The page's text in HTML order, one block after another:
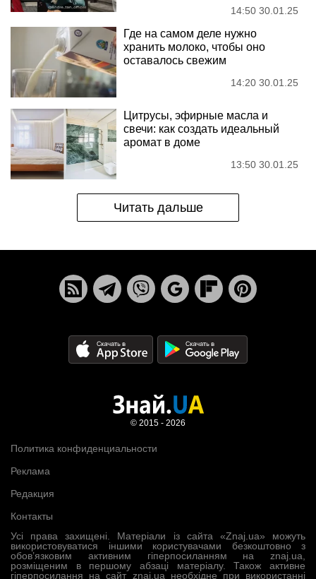
14:50 30.01.25
Где на самом деле нужно
хранить молоко, чтобы оно
оставалось свежим
14:20 30.01.25
Цитрусы, эфирные масла и
свечи: как создать идеальный
аромат в доме
13:50 30.01.25
Читать дальше
Усі права захищені. Матеріали із сайта «Znaj.ua» можуть
використовуватися іншими користувачами безкоштовно з
обов’язковим активним гіперпосиланням на znaj.ua,
розміщеним в першому абзаці матеріалу. Також активне
гіперпосилання на сайт znaj.ua необхідне при використанні
Политика конфиденциальности
Реклама
Редакция
Контакты
© 2015 - 2026